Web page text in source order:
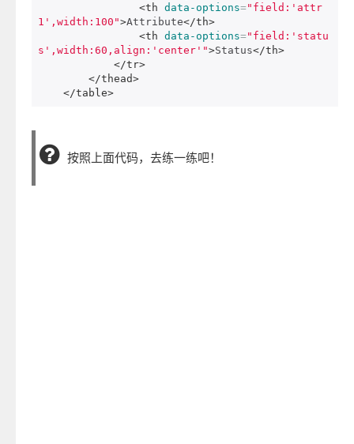
<th data-options="field:'attr
1',width:100">Attribute</th>
<th data-options="field:'statu
s',width:60,align:'center'">Status</th>
</tr>
</thead>
</table>
按照上面代码，去练一练吧！